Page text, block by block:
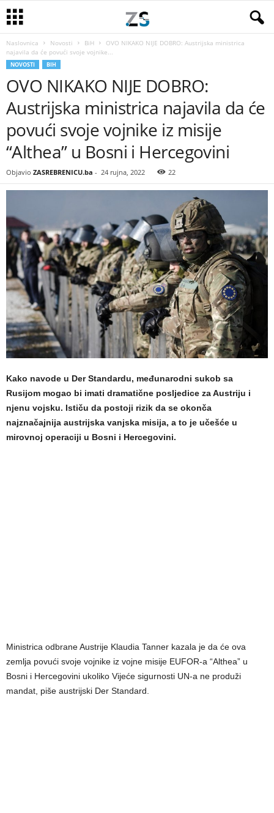
Naslovnica Novosti BiH
OVO NIKAKO NIJE DOBRO: Austrijska ministrica
najavila da će povući svoje vojnike...
NOVOSTI BIH
OVO NIKAKO NIJE DOBRO:
Austrijska ministrica najavila da će
povući svoje vojnike iz misije
“Althea” u Bosni i Hercegovini
Objavio ZASREBRENICU.ba - 24 rujna, 2022 22
Kako navode u Der Standardu, međunarodni sukob sa
Rusijom mogao bi imati dramatične posljedice za Austriju i
njenu vojsku. Ističu da postoji rizik da se okonča
najznačajnija austrijska vanjska misija, a to je učešće u
mirovnoj operaciji u Bosni i Hercegovini.
Ministrica odbrane Austrije Klaudia Tanner kazala je da će ova
zemlja povući svoje vojnike iz vojne misije EUFOR-a “Althea” u
Bosni i Hercegovini ukoliko Vijeće sigurnosti UN-a ne produži
mandat, piše austrijski Der Standard.